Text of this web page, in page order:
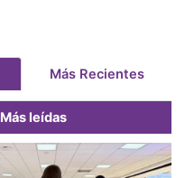
Más Recientes
Más leídas